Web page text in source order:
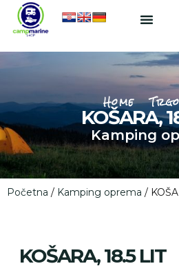
Home
KOŠARA,
Kamping
Početna / Kamping oprema /
KOŠARA, 18.5 LIT